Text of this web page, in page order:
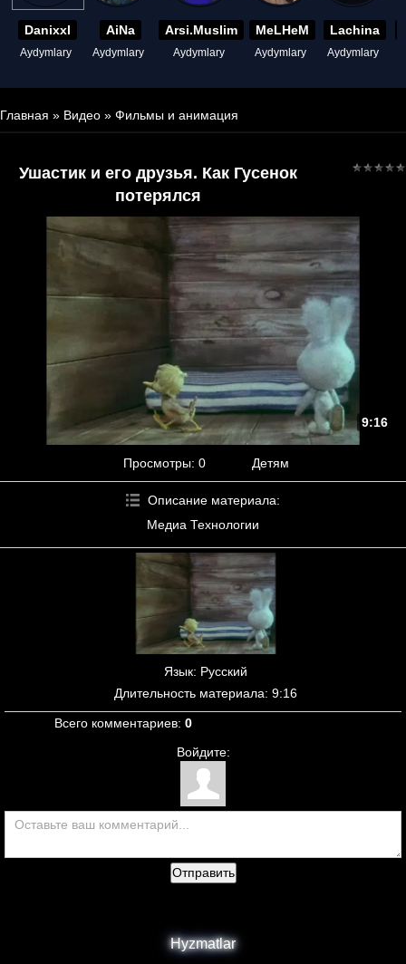
Danixxl
Aydymlary
AiNa
Aydymlary
Arsi.Muslim
Aydymlary
MeLHeM
Aydymlary
Lachina
Aydymlary
Главная » Видео » Фильмы и анимация
Ушастик и его друзья. Как Гусенок
потерялся
9:16
Просмотры: 0 Детям
Описание материала:
Медиа Технологии
Язык: Русский
Длительность материала: 9:16
Всего комментариев: 0
Войдите:
Отправить
Hyzmatlar